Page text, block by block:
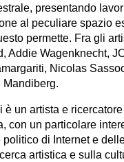
presentando
al peculiare spazio
permette. Fra gli
Addie Wagenknecht,
Nicolas
è un artista e
con un particolare
di Internet e
artistica e sulla